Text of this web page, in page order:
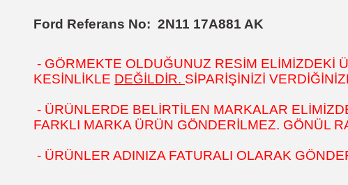
Ford Referans No: 2N11 17A881 AK
- GÖRMEKTE OLDUĞUNUZ RESİM ELİMİZDEKİ
KESİNLİKLE DEĞİLDİR. SİPARİŞİNİZİ
- ÜRÜNLERDE BELİRTİLEN MARKALAR
FARKLI MARKA ÜRÜN GÖNDERİLMEZ. GÖNÜL
- ÜRÜNLER ADINIZA FATURALI OLARAK